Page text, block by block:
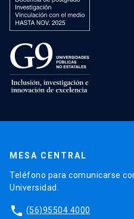
MESA CENTRAL
Teléfono para comunicarse
Universidad.
phone (56)95504 4000